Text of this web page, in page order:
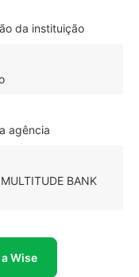
da instituição
agência
BANK
Wise